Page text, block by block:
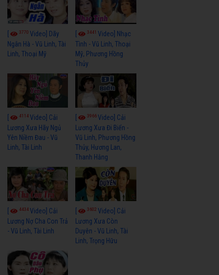
3770 Video] Dãy
Ngân Hà - Vũ Linh, Tài
Linh, Thoại Mỹ
3441Video] Nhạc
Tình - Vũ Linh, Thoại
Mỹ, Phương Hồng
Thủy
4114Video] Cải
Lương Xưa Hãy Ngủ
Yên Niềm Đau - Vũ
Linh, Tài Linh
3966Video] Cải
Lương Xưa Đi Biển -
Vũ Linh, Phương Hồng
Thủy, Hương Lan,
Thanh Hằng
4434Video] Cải
Lương Nợ Cha Con Trả
- Vũ Linh, Tài Linh
3602Video] Cải
Lương Xưa Còn
Duyên - Vũ Linh, Tài
Linh, Trọng Hữu